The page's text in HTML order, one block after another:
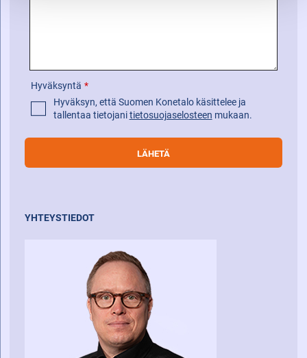
Hyväksyntä *
Hyväksyn, että Suomen Konetalo käsittelee ja
tallentaa tietojanitietosuojaselosteen mukaan.
YHTEYSTIEDOT